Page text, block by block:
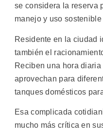
se considera la reserva
manejo y uso
Residente en la ciudad
también el
Reciben una hora
aprovechan para
tanques domésticos
Esa complicada
mucho más crítica en